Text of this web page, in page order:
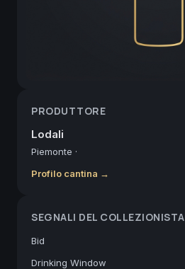
PRODUTTORE
Lodali
Piemonte ·
Profilo cantina →
SEGNALI DEL COLLEZIONISTA
Bid
Drinking Window